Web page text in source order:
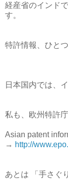
経産省のインド
す。
特許情報、ひと
日本国内では、
私も、欧州特許
Asian patent
→ http://
あとは 「手さぐ